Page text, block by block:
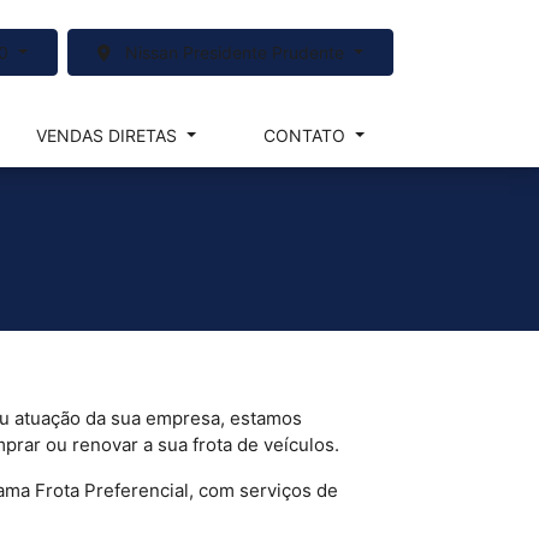
Nissan Presidente Prudente
VENDAS DIRETAS CONTATO
atuação da sua empresa, estamos
ou renovar a sua frota de veículos.
Frota Preferencial, com serviços de